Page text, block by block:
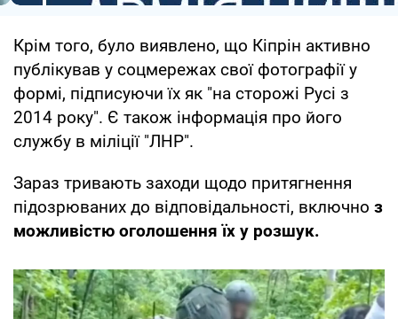
Крім того, було виявлено, що Кіпрін активно
публікував у соцмережах свої фотографії у
формі, підписуючи їх як "на сторожі Русі з
2014 року". Є також інформація про його
службу в міліції "ЛНР".
Зараз тривають заходи щодо притягнення
підозрюваних до відповідальності, включно з
можливістю оголошення їх у розшук.